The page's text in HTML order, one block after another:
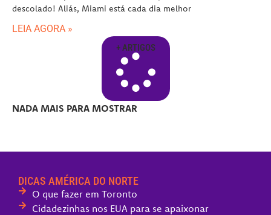
descolado! Aliás, Miami está cada dia melhor
LEIA AGORA »
+ ARTIGOS
NADA MAIS PARA MOSTRAR
DICAS AMÉRICA DO NORTE
O que fazer em Toronto
Cidadezinhas nos EUA para se apaixonar